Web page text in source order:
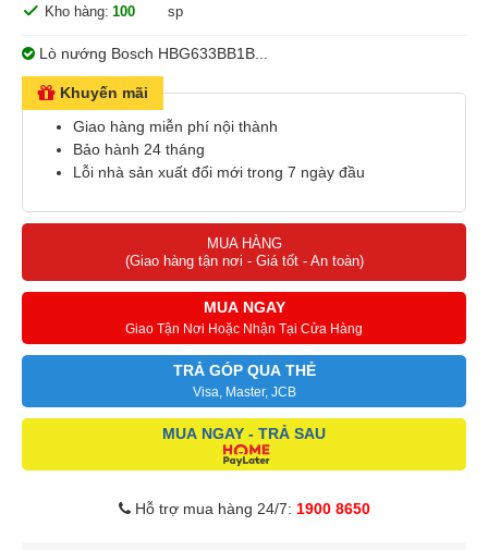
Kho hàng: 100 sp
Lò nướng Bosch HBG633BB1B...
Khuyến mãi
Giao hàng miễn phí nội thành
Bảo hành 24 tháng
Lỗi nhà sản xuất đổi mới trong 7 ngày đầu
MUA HÀNG
(Giao hàng tận nơi - Giá tốt - An toàn)
MUA NGAY
Giao Tận Nơi Hoặc Nhận Tại Cửa Hàng
TRẢ GÓP QUA THẺ
Visa, Master, JCB
MUA NGAY - TRẢ SAU
Hỗ trợ mua hàng 24/7: 1900 8650